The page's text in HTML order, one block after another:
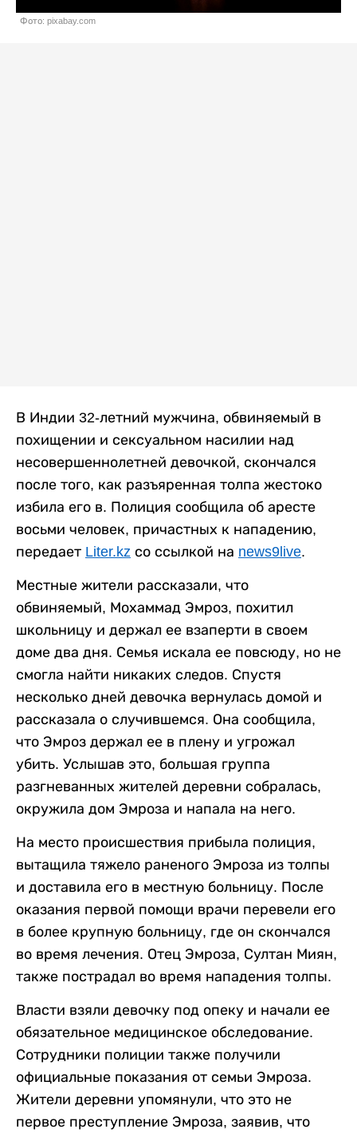
Фото: pixabay.com
В Индии 32-летний мужчина, обвиняемый в
похищении и сексуальном насилии над
несовершеннолетней девочкой, скончался
после того, как разъяренная толпа жестоко
избила его в. Полиция сообщила об аресте
восьми человек, причастных к нападению,
передает Liter.kz со ссылкой на news9live.
Местные жители рассказали, что
обвиняемый, Мохаммад Эмроз, похитил
школьницу и держал ее взаперти в своем
доме два дня. Семья искала ее повсюду, но не
смогла найти никаких следов. Спустя
несколько дней девочка вернулась домой и
рассказала о случившемся. Она сообщила,
что Эмроз держал ее в плену и угрожал
убить. Услышав это, большая группа
разгневанных жителей деревни собралась,
окружила дом Эмроза и напала на него.
На место происшествия прибыла полиция,
вытащила тяжело раненого Эмроза из толпы
и доставила его в местную больницу. После
оказания первой помощи врачи перевели его
в более крупную больницу, где он скончался
во время лечения. Отец Эмроза, Султан Миян,
также пострадал во время нападения толпы.
Власти взяли девочку под опеку и начали ее
обязательное медицинское обследование.
Сотрудники полиции также получили
официальные показания от семьи Эмроза.
Жители деревни упомянули, что это не
первое преступление Эмроза, заявив, что